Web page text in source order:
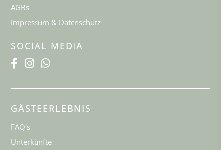
AGBs
Impressum & Datenschutz
SOCIAL MEDIA
GÄSTEERLEBNIS
FAQ's
Unterkünfte